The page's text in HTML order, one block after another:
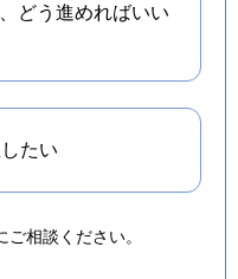
どう進めればいい
たい
相談ください。